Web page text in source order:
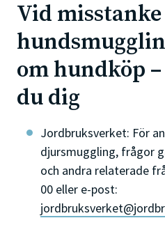
Vid
om hundköp
du dig
Jordbruksverket: För
djursmuggling, frågor
och andra relaterade
00 eller e-post: